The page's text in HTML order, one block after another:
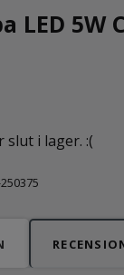
LED 5W
i lager. :(